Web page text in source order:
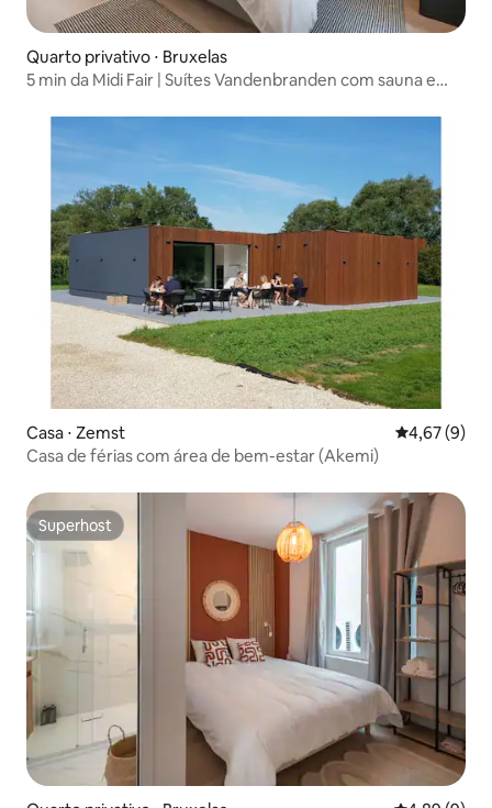
Quarto privativo ⋅ Bruxelas
5 min da Midi Fair | Suítes Vandenbranden com sauna e
Casa ⋅ Zemst 4,67 de uma
4,67 (9)
Casa de férias com área de bem-estar (Akemi)
Superhost
Superhost